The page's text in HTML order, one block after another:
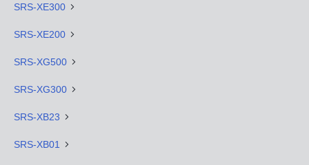
SRS-XE300
SRS-XE200
SRS-XG500
SRS-XG300
SRS-XB23
SRS-XB01